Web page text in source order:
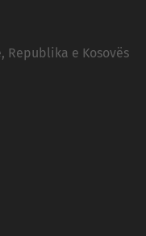
Republika e Kosovës